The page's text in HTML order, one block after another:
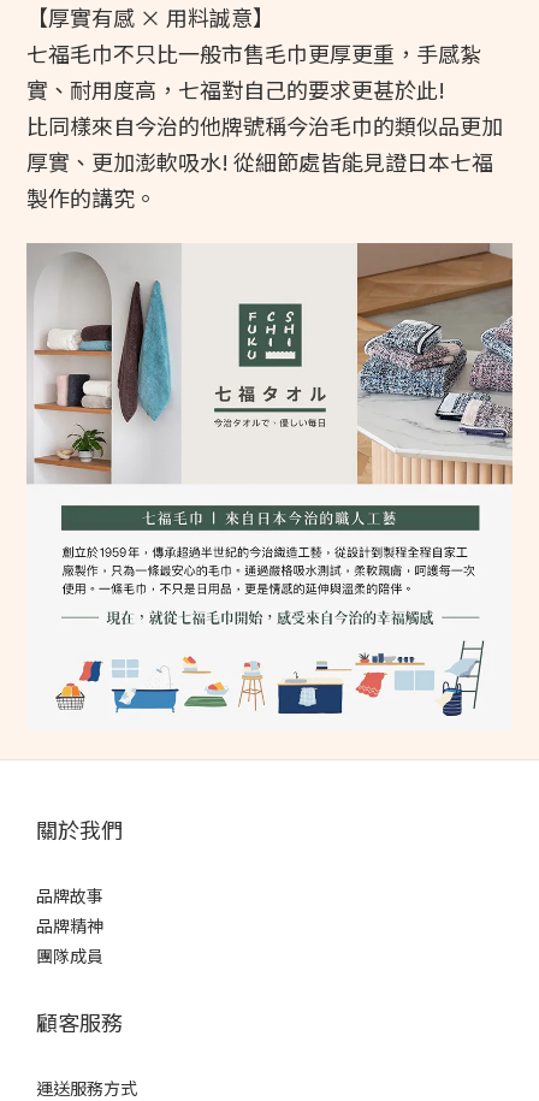
【厚實有感 × 用料誠意】
七福毛巾不只比一般市售毛巾更厚更重，手感紮
實、耐用度高，七福對自己的要求更甚於此!
比同樣來自今治的他牌號稱今治毛巾的類似品更加
厚實、更加澎軟吸水! 從細節處皆能見證日本七福
製作的講究。
關於我們
品牌故事
品牌精神
團隊成員
顧客服務
運送服務方式